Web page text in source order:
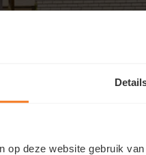
op deze website gebruik